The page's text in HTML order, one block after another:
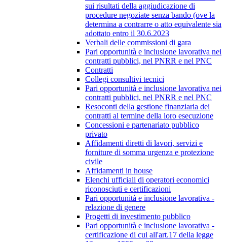
sui risultati della aggiudicazione di
procedure negoziate senza bando (ove la
determina a contrarre o atto equivalente sia
adottato entro il 30.6.2023
Verbali delle commissioni di gara
Pari opportunità e inclusione lavorativa nei
contratti pubblici, nel PNRR e nel PNC
Contratti
Collegi consultivi tecnici
Pari opportunità e inclusione lavorativa nei
contratti pubblici, nel PNRR e nel PNC
Resoconti della gestione finanziaria dei
contratti al termine della loro esecuzione
Concessioni e partenariato pubblico
privato
Affidamenti diretti di lavori, servizi e
forniture di somma urgenza e protezione
civile
Affidamenti in house
Elenchi ufficiali di operatori economici
riconosciuti e certificazioni
Pari opportunità e inclusione lavorativa -
relazione di genere
Progetti di investimento pubblico
Pari opportunità e inclusione lavorativa -
certificazione di cui all'art.17 della legge